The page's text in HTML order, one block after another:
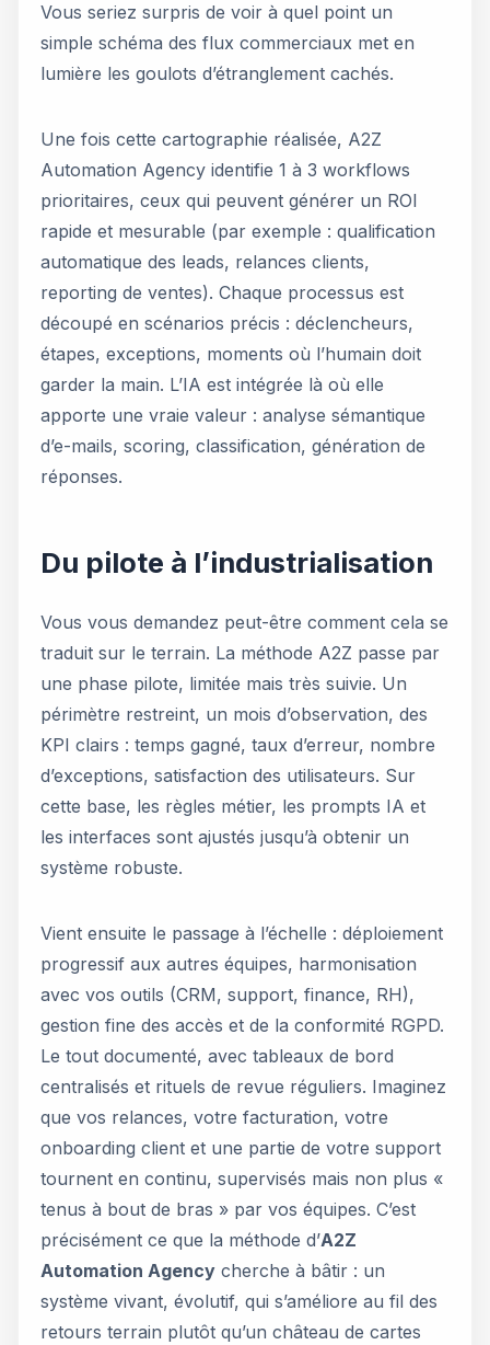
Vous seriez surpris de voir à quel point un
simple schéma des flux commerciaux met en
lumière les goulots d’étranglement cachés.
Une fois cette cartographie réalisée, A2Z
Automation Agency identifie 1 à 3 workflows
prioritaires, ceux qui peuvent générer un ROI
rapide et mesurable (par exemple : qualification
automatique des leads, relances clients,
reporting de ventes). Chaque processus est
découpé en scénarios précis : déclencheurs,
étapes, exceptions, moments où l’humain doit
garder la main. L’IA est intégrée là où elle
apporte une vraie valeur : analyse sémantique
d’e-mails, scoring, classification, génération de
réponses.
Du pilote à l’industrialisation
Vous vous demandez peut-être comment cela se
traduit sur le terrain. La méthode A2Z passe par
une phase pilote, limitée mais très suivie. Un
périmètre restreint, un mois d’observation, des
KPI clairs : temps gagné, taux d’erreur, nombre
d’exceptions, satisfaction des utilisateurs. Sur
cette base, les règles métier, les prompts IA et
les interfaces sont ajustés jusqu’à obtenir un
système robuste.
Vient ensuite le passage à l’échelle : déploiement
progressif aux autres équipes, harmonisation
avec vos outils (CRM, support, finance, RH),
gestion fine des accès et de la conformité RGPD.
Le tout documenté, avec tableaux de bord
centralisés et rituels de revue réguliers. Imaginez
que vos relances, votre facturation, votre
onboarding client et une partie de votre support
tournent en continu, supervisés mais non plus «
tenus à bout de bras » par vos équipes. C’est
précisément ce que la méthode d’A2Z
Automation Agency cherche à bâtir : un
système vivant, évolutif, qui s’améliore au fil des
retours terrain plutôt qu’un château de cartes